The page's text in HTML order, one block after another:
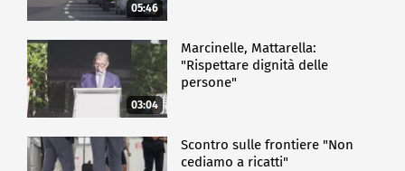
05:46
03:04
Marcinelle, Mattarella:
"Rispettare dignità delle
persone"
Scontro sulle frontiere "Non
cediamo a ricatti"